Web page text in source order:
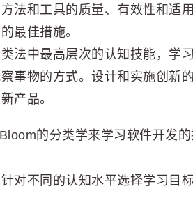
法和工具的质量、有效性和适
最佳措施。
法中最高层次的认知技能，学
事物的方式。设计和实施创新
产品。
的分类学来学习软件开发的
对不同的认知水平选择学习目